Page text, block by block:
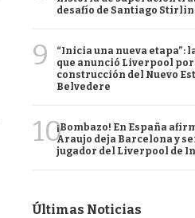
desafío de Santiago
9
“Inicia una nueva etapa”:
que anunció Liverpool por
construcción del Nuevo
Belvedere
10¡Bombazo! En España
Araujo deja Barcelona y
jugador del Liverpool de
Últimas Noticias